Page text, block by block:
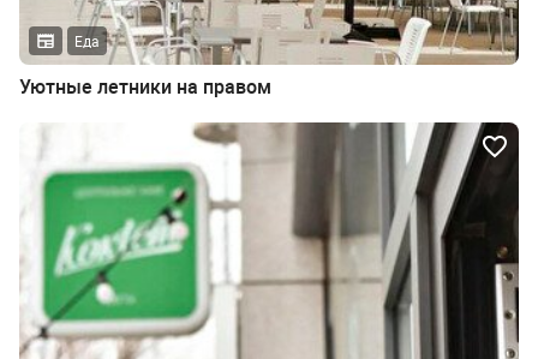
Еда
Уютные летники на правом